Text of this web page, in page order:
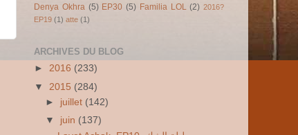
Denya Okhra (5) EP30 (5) Familia LOL (2) 2016?
EP19 (1) atte (1)
ARCHIVES DU BLOG
► 2016 (233)
▼ 2015 (284)
► juillet (142)
▼ juin (137)